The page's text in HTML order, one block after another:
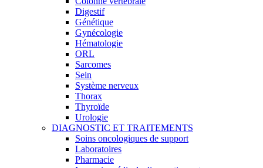
Digestif
Génétique
Gynécologie
Hématologie
ORL
Sarcomes
Sein
Système nerveux
Thorax
Thyroïde
Urologie
DIAGNOSTIC ET TRAITEMENTS
Soins oncologiques de support
Laboratoires
Pharmacie